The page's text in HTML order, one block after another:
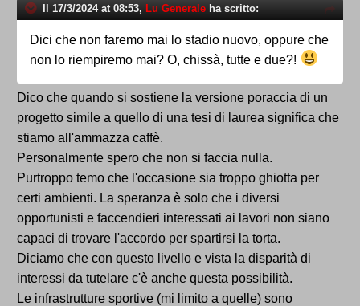
Il 17/3/2024 at 08:53, Lu Generale ha scritto:
Dici che non faremo mai lo stadio nuovo, oppure che
non lo riempiremo mai? O, chissà, tutte e due?!
Dico che quando si sostiene la versione poraccia di un
progetto simile a quello di una tesi di laurea significa che
stiamo all'ammazza caffè.
Personalmente spero che non si faccia nulla.
Purtroppo temo che l'occasione sia troppo ghiotta per
certi ambienti. La speranza è solo che i diversi
opportunisti e faccendieri interessati ai lavori non siano
capaci di trovare l'accordo per spartirsi la torta.
Diciamo che con questo livello e vista la disparità di
interessi da tutelare c'è anche questa possibilità.
Le infrastrutture sportive (mi limito a quelle) sono